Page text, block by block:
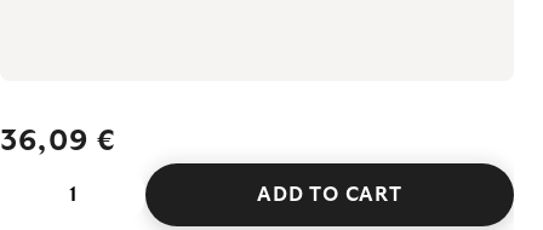
36,09 €
ADD TO CART